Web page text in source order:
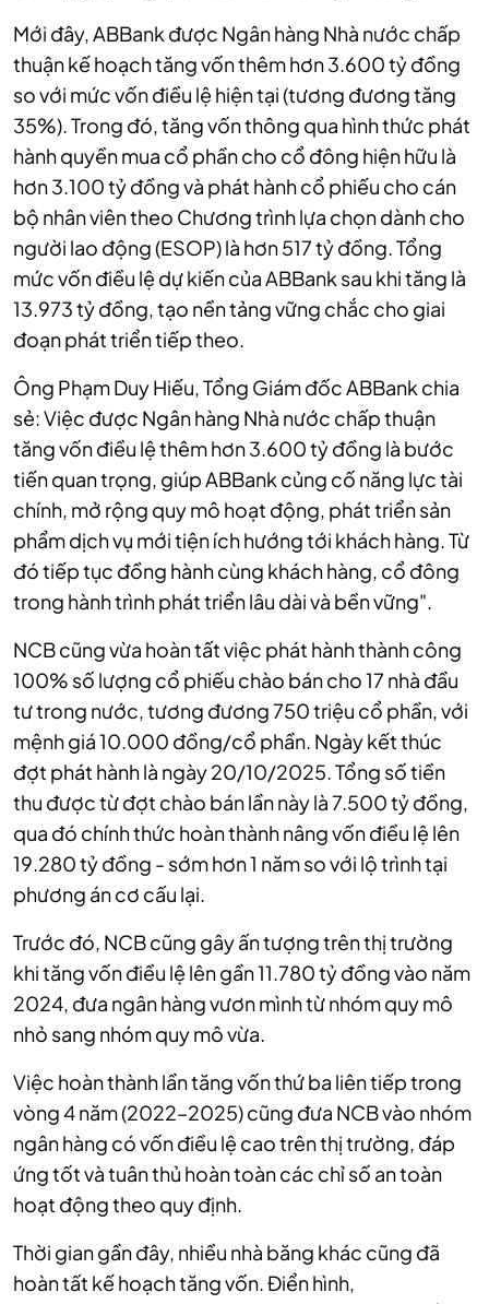
Mới đây, ABBank được Ngân hàng Nhà nước chấp
thuận kế hoạch tăng vốn thêm hơn 3.600 tỷ đồng
so với mức vốn điều lệ hiện tại (tương đương tăng
35%). Trong đó, tăng vốn thông qua hình thức phát
hành quyền mua cổ phần cho cổ đông hiện hữu là
hơn 3.100 tỷ đồng và phát hành cổ phiếu cho cán
bộ nhân viên theo Chương trình lựa chọn dành cho
người lao động (ESOP) là hơn 517 tỷ đồng. Tổng
mức vốn điều lệ dự kiến của ABBank sau khi tăng là
13.973 tỷ đồng, tạo nền tảng vững chắc cho giai
đoạn phát triển tiếp theo.
Ông Phạm Duy Hiếu, Tổng Giám đốc ABBank chia
sẻ: Việc được Ngân hàng Nhà nước chấp thuận
tăng vốn điều lệ thêm hơn 3.600 tỷ đồng là bước
tiến quan trọng, giúp ABBank củng cố năng lực tài
chính, mở rộng quy mô hoạt động, phát triển sản
phẩm dịch vụ mới tiện ích hướng tới khách hàng. Từ
đó tiếp tục đồng hành cùng khách hàng, cổ đông
trong hành trình phát triển lâu dài và bền vững".
NCB cũng vừa hoàn tất việc phát hành thành công
100% số lượng cổ phiếu chào bán cho 17 nhà đầu
tư trong nước, tương đương 750 triệu cổ phần, với
mệnh giá 10.000 đồng/cổ phần. Ngày kết thúc
đợt phát hành là ngày 20/10/2025. Tổng số tiền
thu được từ đợt chào bán lần này là 7.500 tỷ đồng,
qua đó chính thức hoàn thành nâng vốn điều lệ lên
19.280 tỷ đồng - sớm hơn 1 năm so với lộ trình tại
phương án cơ cấu lại.
Trước đó, NCB cũng gây ấn tượng trên thị trường
khi tăng vốn điều lệ lên gần 11.780 tỷ đồng vào năm
2024, đưa ngân hàng vươn mình từ nhóm quy mô
nhỏ sang nhóm quy mô vừa.
Việc hoàn thành lần tăng vốn thứ ba liên tiếp trong
vòng 4 năm (2022–2025) cũng đưa NCB vào nhóm
ngân hàng có vốn điều lệ cao trên thị trường, đáp
ứng tốt và tuân thủ hoàn toàn các chỉ số an toàn
hoạt động theo quy định.
Thời gian gần đây, nhiều nhà băng khác cũng đã
hoàn tất kế hoạch tăng vốn. Điển hình,